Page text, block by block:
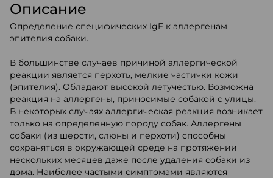
Описание
Определение специфических IgE к аллергенам
эпителия собаки.
В большинстве случаев причиной аллергической
реакции является перхоть, мелкие частички кожи
(эпителия). Обладают высокой летучестью. Возможна
реакция на аллергены, приносимые собакой с улицы.
В некоторых случаях аллергическая реакция возникает
только на определенную породу собак. Аллергены
собаки (из шерсти, слюны и перхоти) способны
сохраняться в окружающей среде на протяжении
нескольких месяцев даже после удаления собаки из
дома. Наиболее частыми симптомами являются